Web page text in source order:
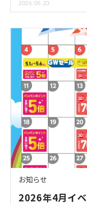
2026.05.23
お知らせ
2026年4月イ